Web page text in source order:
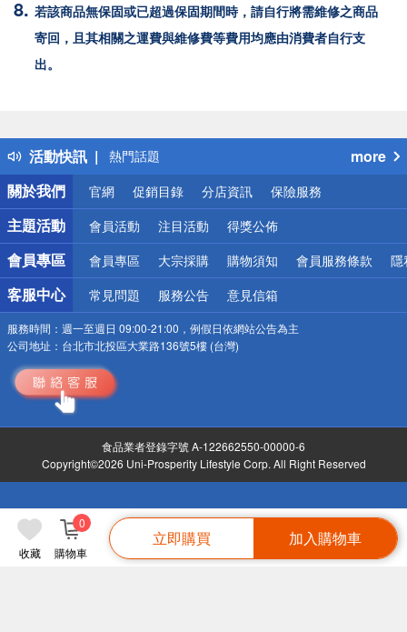
收藏 購物車
0
立即購買 加入購物車
若該商品無保固或已超過保固期間時，請自行將需維修之商品
寄回，且其相關之運費與維修費等費用均應由消費者自行支
出。
活動快訊
得獎公告
熱門話題
銀行優惠
偏遠地區配送
詐騙網頁！請小心！
more
關於我們
官網 促銷目錄 分店資訊 保險服務
主題活動 會員活動 注目活動 得獎公佈
會員專區 會員專區 大宗採購 購物須知 會員服務條款 隱
客服中心 常見問題 服務公告 意見信箱
服務時間： 週一至週日 09:00-21:00，例假日依網站公告為主
公司地址： 台北市北投區大業路136號5樓 (台灣)
食品業者登錄字號 A-122662550-00000-6
Copyright©2026 Uni-Prosperity Lifestyle Corp. All Right Reserved